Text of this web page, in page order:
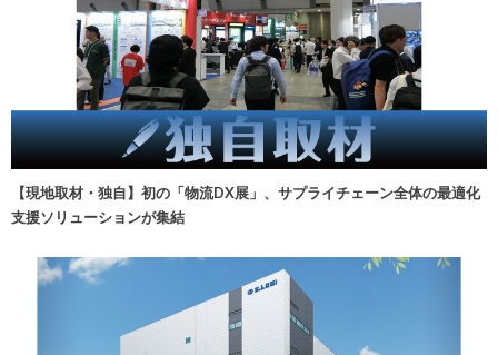
【現地取材・独自】初の「物流DX展」、サプライチェーン全体の最適化
支援ソリューションが集結